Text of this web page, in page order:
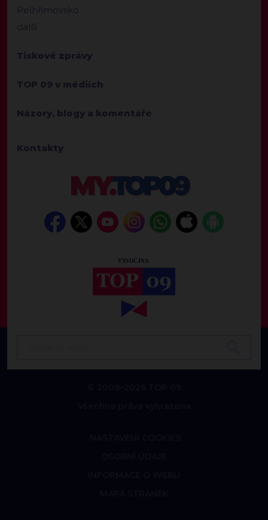
Pelhřimovsko
další
Tiskové zprávy
TOP 09 v médiích
Názory, blogy a komentáře
Kontakty